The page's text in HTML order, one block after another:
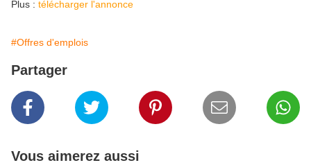
Plus : télécharger l'annonce
#Offres d'emplois
Partager
Vous aimerez aussi